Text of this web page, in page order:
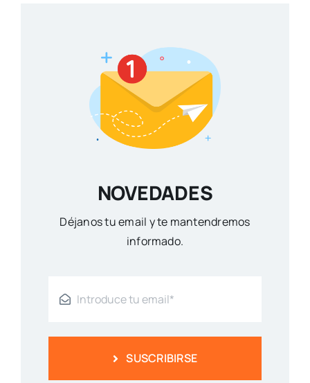
NOVEDADES
Déjanos tu email y te mantendremos
informado.
SUSCRIBIRSE